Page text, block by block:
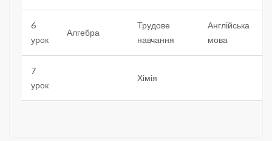
6
урок
Алгебра
Трудове
навчання
Англійська
мова
7
урок
Хімія